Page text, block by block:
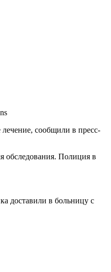
сообщили в пресс-
обследования. Полиция в
доставили в больницу с